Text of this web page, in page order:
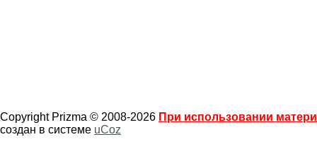
Copyright Prizma © 2008-2026 При использовании
создан в системе uCoz